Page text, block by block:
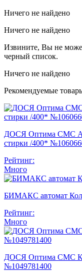
Ничего не найдено
Ничего не найдено
Извините, Вы не
черный список.
Ничего не найдено
Рекомендуемые
ДОСЯ Оптима СМС
стирки /400*
Рейтинг:
Много
БИМАКС автомат
Рейтинг:
Много
ДОСЯ Оптима СМС
№1049781400